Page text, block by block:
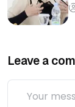
Leave a